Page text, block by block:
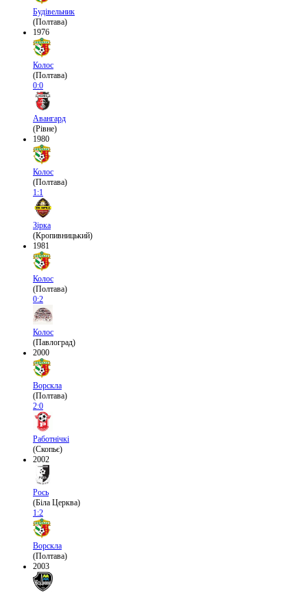
Будівельник
(Полтава)
1976
Колос
(Полтава)
0:0
Авангард
(Рівне)
1980
Колос
(Полтава)
1:1
Зірка
(Кропивницький)
1981
Колос
(Полтава)
0:2
Колос
(Павлоград)
2000
Ворскла
(Полтава)
2:0
Работнічкі
(Скопьє)
2002
Рось
(Біла Церква)
1:2
Ворскла
(Полтава)
2003